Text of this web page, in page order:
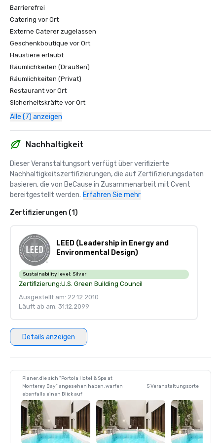
Barrierefrei
Catering vor Ort
Externe Caterer zugelassen
Geschenkboutique vor Ort
Haustiere erlaubt
Räumlichkeiten (Draußen)
Räumlichkeiten (Privat)
Restaurant vor Ort
Sicherheitskräfte vor Ort
Alle (7) anzeigen
Nachhaltigkeit
Dieser Veranstaltungsort verfügt über verifizierte
Nachhaltigkeitszertifizierungen, die auf Zertifizierungsdaten
basieren, die von BeCause in Zusammenarbeit mit Cvent
bereitgestellt werden. Erfahren Sie mehr
Zertifizierungen (1)
LEED (Leadership in Energy and
Environmental Design)
Sustainability level: Silver
Zertifizierung:U.S. Green Building Council
Ausgestellt am: 22.12.2010
Läuft ab am: 31.12.2099
Details anzeigen
Planer, die sich "Portola Hotel & Spa at
Monterey Bay" angesehen haben, warfen
ebenfalls einen Blick auf
5 Veranstaltungsorte